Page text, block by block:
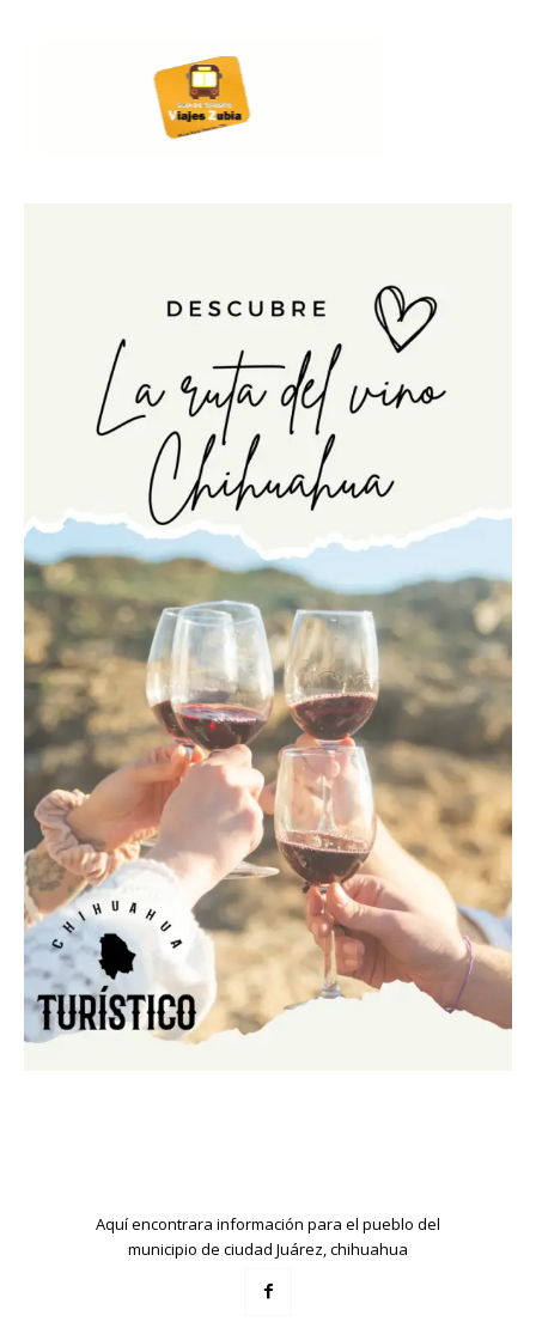
Aquí encontrara información para el pueblo del
municipio de ciudad Juárez, chihuahua